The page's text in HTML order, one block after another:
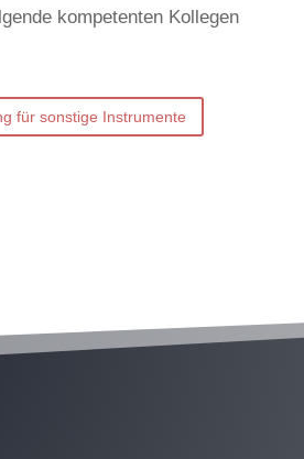
kompetenten Kollegen
für sonstige Instrumente